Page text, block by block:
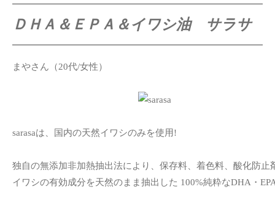
ＤＨＡ＆ＥＰＡ＆イワシ油 サラサ
まやさん（20代/女性）
sarasaは、国内の天然イワシのみを使用!
独自の無添加非加熱抽出法により、保存料、着色料、酸化防止
イワシの有効成分を天然のまま抽出した 100%純粋なDHA・